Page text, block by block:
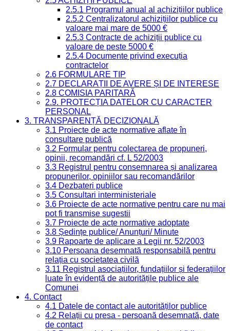
2.5.1 Programul anual al achizițiilor publice
2.5.2 Centralizatorul achizițiilor publice cu
valoare mai mare de 5000 €
2.5.3 Contracte de achiziții publice cu
valoare de peste 5000 €
2.5.4 Documente privind execuția
contractelor
2.6 FORMULARE TIP
2.7 DECLARAȚII DE AVERE ȘI DE INTERESE
2.8 COMISIA PARITARĂ
2.9. PROTECȚIA DATELOR CU CARACTER
PERSONAL
3. TRANSPARENȚĂ DECIZIONALĂ
3.1 Proiecte de acte normative aflate în
consultare publică
3.2 Formular pentru colectarea de propuneri,
opinii, recomandări cf. L 52/2003
3.3 Registrul pentru consemnarea și analizarea
propunerilor, opiniilor sau recomandărilor
3.4 Dezbateri publice
3.5 Consultari interministeriale
3.6 Proiecte de acte normative pentru care nu mai
pot fi transmise sugestii
3.7 Proiecte de acte normative adoptate
3.8 Ședințe publice/ Anunțuri/ Minute
3.9 Rapoarte de aplicare a Legii nr. 52/2003
3.10 Persoana desemnată responsabilă pentru
relația cu societatea civilă
3.11 Registrul asociațiilor, fundațiilor și federațiilor
luate în evidență de autoritățile publice ale
Comunei
4. Contact
4.1 Datele de contact ale autorităților publice
4.2 Relații cu presa - persoană desemnată, date
de contact